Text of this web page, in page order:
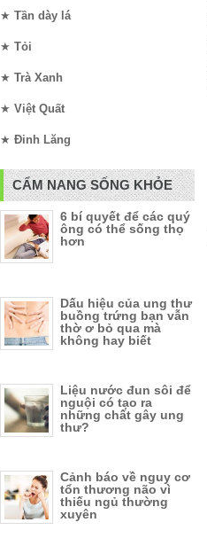
★ Tần dày lá
★ Tỏi
★ Trà Xanh
★ Việt Quất
★ Đinh Lăng
CẨM NANG SỐNG KHỎE
6 bí quyết để các quý
ông có thể sống thọ
hơn
Dấu hiệu của ung thư
buồng trứng bạn vẫn
thờ ơ bỏ qua mà
không hay biết
Liệu nước đun sôi để
nguội có tạo ra
những chất gây ung
thư?
Cảnh báo về nguy cơ
tổn thương não vì
thiếu ngủ thường
xuyên